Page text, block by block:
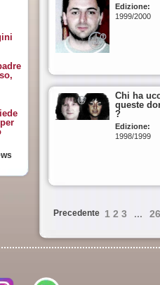
Edizione:
1999/2000
Chi ha
queste
?
Edizione:
1998/1999
Precedente 1 2 3 ... 26